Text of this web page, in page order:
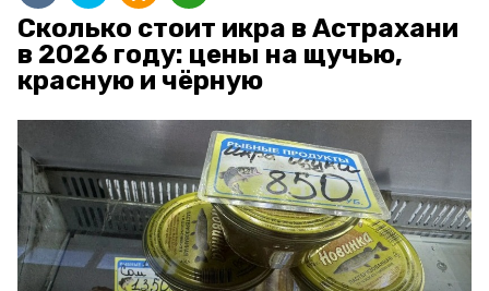
Сколько стоит икра в Астрахани
в 2026 году: цены на щучью,
красную и чёрную